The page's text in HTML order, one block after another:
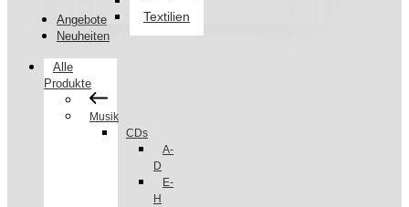
Textilien
Angebote
Neuheiten
Alle
Produkte
Musik
CDs
A-
D
E-
H